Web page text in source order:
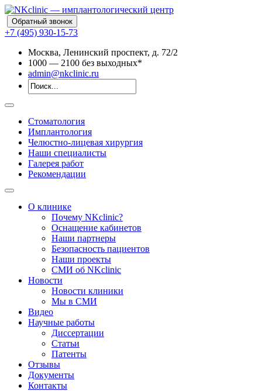
Обратный звонок
+7 (495) 930-15-73
Москва, Ленинский проспект, д. 72/2
1000 — 2100 без выходных*
admin@nkclinic.ru
Стоматология
Имплантология
Челюстно-лицевая хирургия
Наши специалисты
Галерея работ
Рекомендации
О клинике
Почему NKclinic?
Оснащение кабинетов
Наши партнеры
Безопасность пациентов
Наши проекты
СМИ об NKclinic
Новости
Новости клиники
Мы в СМИ
Видео
Научные работы
Диссертации
Статьи
Патенты
Отзывы
Документы
Контакты